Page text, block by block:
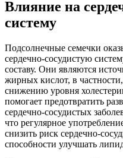
Влияние на
систему
Подсолнечные семечки
сердечно-сосудистую
составу. Они являются
жирных кислот, в
снижению уровня
помогает предотвратить
сердечно-сосудистых
что регулярное
снизить риск сердечно-
способности улучшать